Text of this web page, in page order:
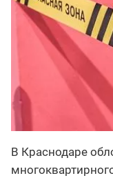
В Краснодаре